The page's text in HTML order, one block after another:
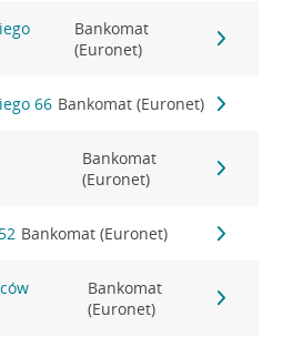
Bankomat
(Euronet)
66 Bankomat (Euronet)
Bankomat
(Euronet)
Bankomat (Euronet)
Bankomat
(Euronet)